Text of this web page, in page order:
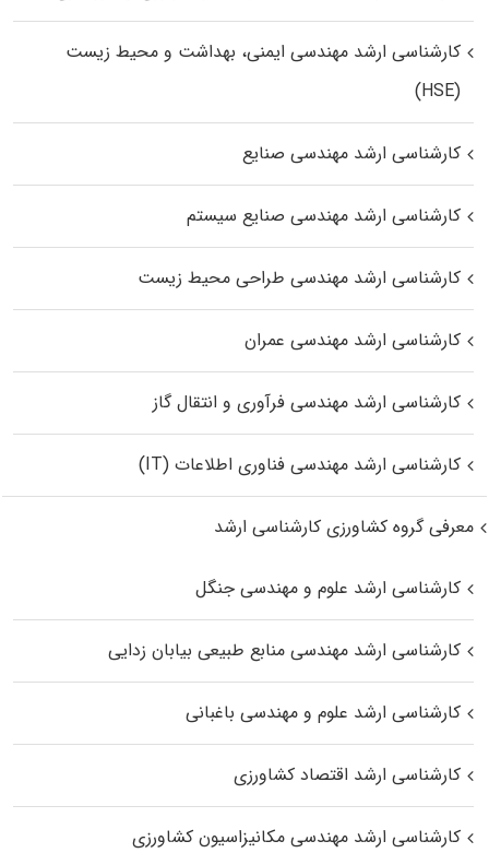
کارشناسی ارشد مهندسی ایمنی، بهداشت و محیط زیست
(HSE)
کارشناسی ارشد مهندسی صنایع
کارشناسی ارشد مهندسی صنایع سیستم
کارشناسی ارشد مهندسی طراحی محیط زیست
کارشناسی ارشد مهندسی عمران
کارشناسی ارشد مهندسی فرآوری و انتقال گاز
کارشناسی ارشد مهندسی فناوری اطلاعات (IT)
معرفی گروه کشاورزی کارشناسی ارشد
کارشناسی ارشد علوم و مهندسی جنگل
کارشناسی ارشد مهندسی منابع طبیعی بیابان زدایی
کارشناسی ارشد علوم و مهندسی باغبانی
کارشناسی ارشد اقتصاد کشاورزی
کارشناسی ارشد مهندسی مکانیزاسیون کشاورزی